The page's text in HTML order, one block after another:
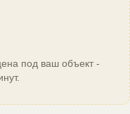
под ваш объект -